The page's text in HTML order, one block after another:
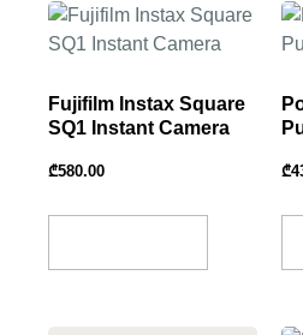
Fujifilm Instax Square
SQ1 Instant Camera
₾580.00 ₾